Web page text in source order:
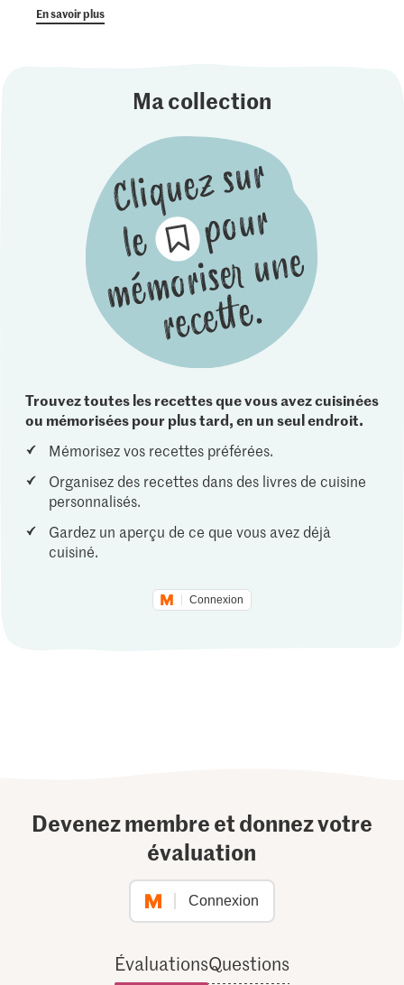
En savoir plus
Ma collection
Trouvez toutes les recettes que vous avez cuisinées
ou mémorisées pour plus tard, en un seul endroit.
Mémorisez vos recettes préférées.
Organisez des recettes dans des livres de cuisine
personnalisés.
Gardez un aperçu de ce que vous avez déjà
cuisiné.
Connexion
Devenez membre et donnez votre
évaluation
Connexion
ÉvaluationsQuestions